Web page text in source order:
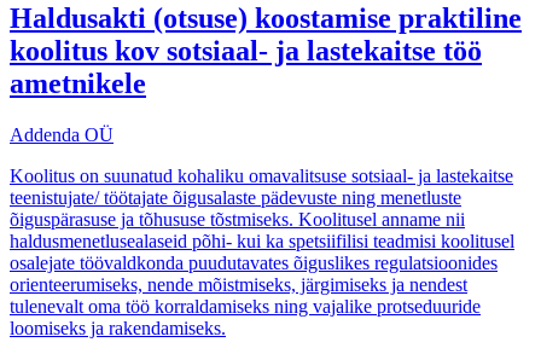
Haldusakti (otsuse) koostamise praktiline
koolitus kov sotsiaal- ja lastekaitse töö
ametnikele
Addenda OÜ
Koolitus on suunatud kohaliku omavalitsuse sotsiaal- ja lastekaitse
teenistujate/ töötajate õigusalaste pädevuste ning menetluste
õiguspärasuse ja tõhususe tõstmiseks. Koolitusel anname nii
haldusmenetlusealaseid põhi- kui ka spetsiifilisi teadmisi koolitusel
osalejate töövaldkonda puudutavates õiguslikes regulatsioonides
orienteerumiseks, nende mõistmiseks, järgimiseks ja nendest
tulenevalt oma töö korraldamiseks ning vajalike protseduuride
loomiseks ja rakendamiseks.